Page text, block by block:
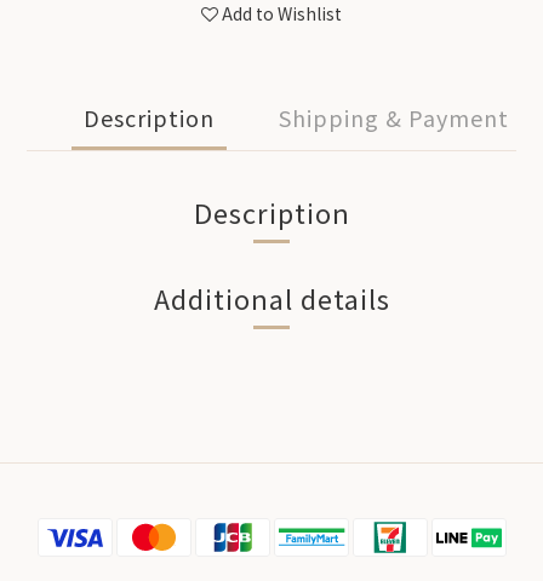
Add to Wishlist
Description Shipping & Payment
Description
Additional details